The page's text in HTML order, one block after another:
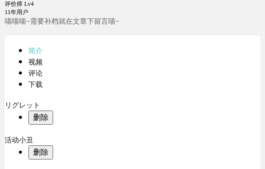
评价师 Lv4
11年用户
喵喵喵~需要补档就在文章下留言喵~
简介
视频
评论
下载
リグレット
删除
活动小丑
删除